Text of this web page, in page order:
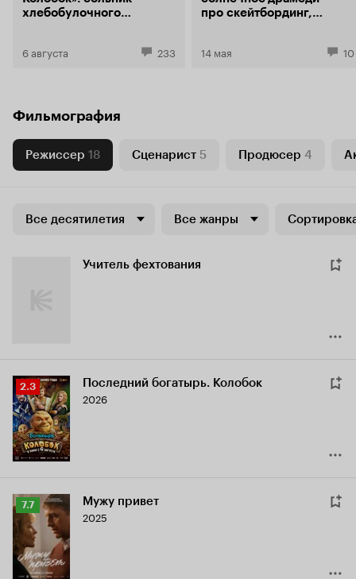
хлебобулочного
6 августа 233
про скейтбординг,
14 мая 10
Фильмография
Режиссер 18 Сценарист 5 Продюсер 4
Все десятилетия Все жанры
Учитель фехтования
Рейтинг
Кинопоиска
2.3
2.3 Последний богатырь. Колобок
2026
Рейтинг
Кинопоиска
7.7
7.7 Мужу привет
2025